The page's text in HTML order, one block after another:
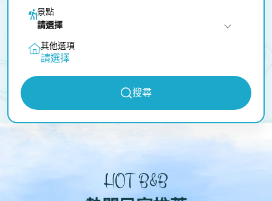
景點
請選擇
其他選項
請選擇
搜尋
HOT B&B